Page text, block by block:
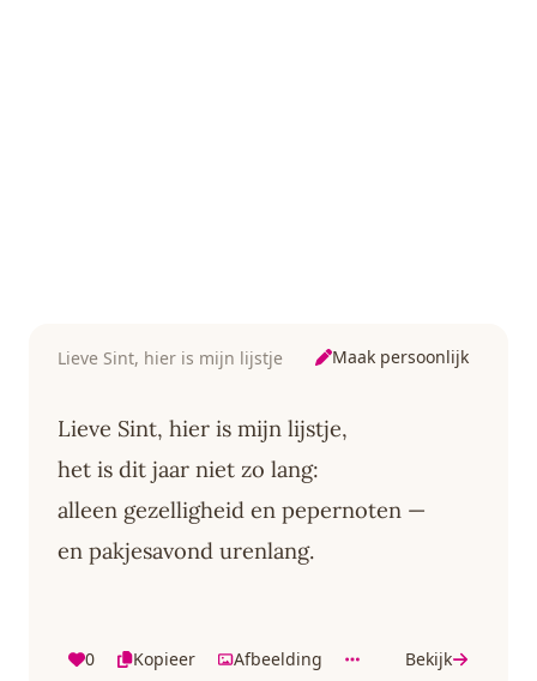
Lieve Sint, hier is mijn lijstje Maak persoonlijk
Lieve Sint, hier is mijn lijstje,
het is dit jaar niet zo lang:
alleen gezelligheid en pepernoten —
en pakjesavond urenlang.
0 Kopieer Afbeelding Bekijk